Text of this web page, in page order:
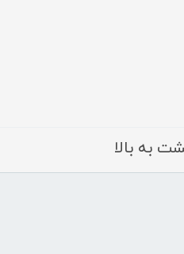
به بالا